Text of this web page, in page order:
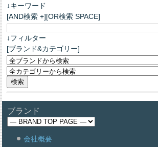
↓キーワード
[AND検索 +][OR検索 SPACE]
↓フィルター
[ブランド&カテゴリー]
ブランド
会社概要